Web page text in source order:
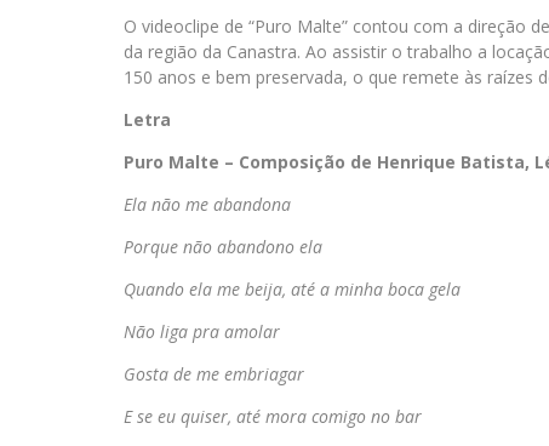
O videoclipe de “Puro Malte” contou com a direção
da região da Canastra. Ao assistir o trabalho a
150 anos e bem preservada, o que remete às raízes
Letra
Puro Malte – Composição de Henrique Batista,
Ela não me abandona
Porque não abandono ela
Quando ela me beija, até a minha boca gela
Não liga pra amolar
Gosta de me embriagar
Ese eu quiser, até mora comigo no bar